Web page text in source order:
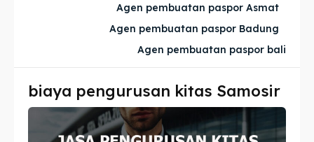
Imta
Legalisir
Imta
Legalisir
Agen pembuatan paspor Asmat
Agen pembuatan paspor Badung
Agen pembuatan paspor bali
biaya pengurusan kitas Samosir